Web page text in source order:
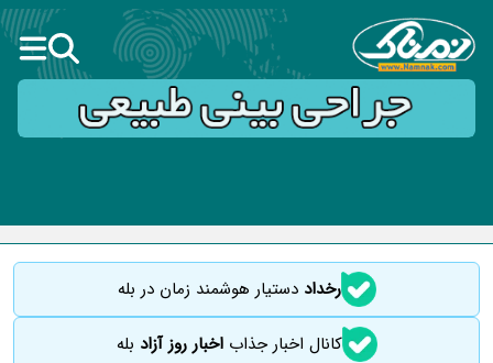
رخداددستیار هوشمند زمان در بله
کانال اخبار جذاباخبار روز آزاد بله